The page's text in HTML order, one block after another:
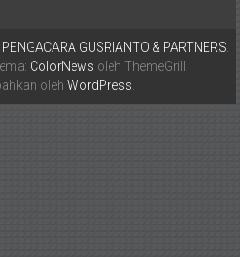
GUSRIANTO & PARTNERS.
ColorNews oleh ThemeGrill.
oleh WordPress.